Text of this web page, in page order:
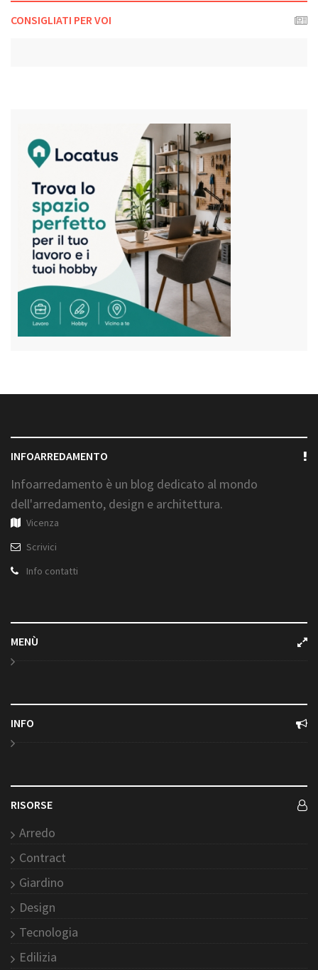
CONSIGLIATI PER VOI
INFOARREDAMENTO
Infoarredamento è un blog dedicato al mondo
dell'arredamento, design e architettura.
Vicenza
Scrivici
Info contatti
MENÙ
INFO
RISORSE
Arredo
Contract
Giardino
Design
Tecnologia
Edilizia